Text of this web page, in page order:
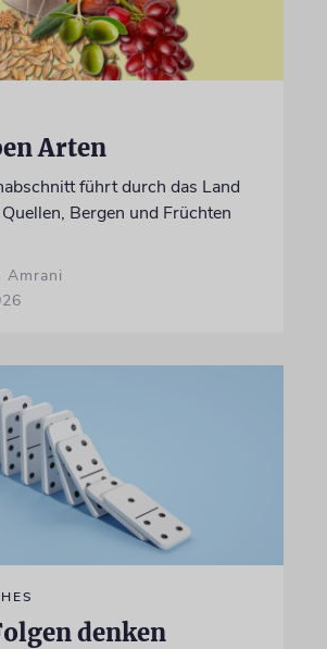
Arten
führt durch das Land
Bergen und Früchten
Amrani
denken